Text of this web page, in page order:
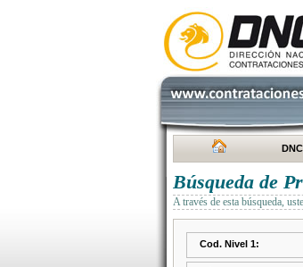
Búsqueda de
A través de esta búsqueda,
Cod. Nivel 1: